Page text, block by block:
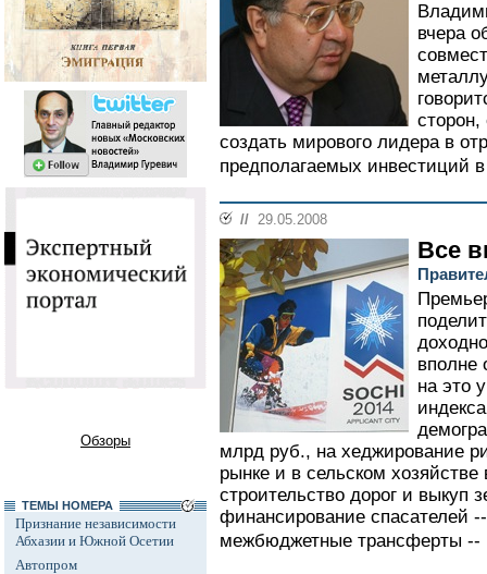
Обзоры
ТЕМЫ НОМЕРА
Признание независимости
Абхазии и Южной Осетии
Автопром
вчера
сторон,
создать мирового лидера в
предполагаемых инвестиций
// 29.05.2008
Все
вполне
на это
млрд руб., на хеджирование
рынке и в сельском
строительство дорог и
финансирование спасателей
межбюджетные трансферты --